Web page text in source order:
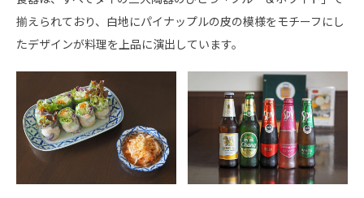
揃えられており、白地にパイナップルの皮の模様をモチーフにし
たデザインが料理を上品に演出しています。